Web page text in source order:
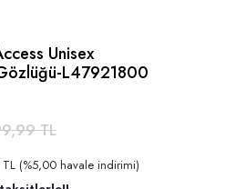
Unisex
L47921800
TL
(%5,00 havale indirimi)